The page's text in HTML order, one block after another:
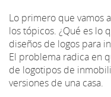
Lo primero que vamos
los tópicos. ¿Qué es lo
diseños de logos para
El problema radica en
de logotipos de
versiones de una casa.